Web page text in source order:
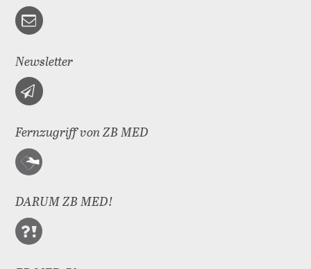
Newsletter
Fernzugriff von ZB MED
DARUM ZB MED!